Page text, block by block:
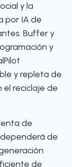
y la
por IA de
Buffer y
y
y repleta de
reciclaje de
de
de
de